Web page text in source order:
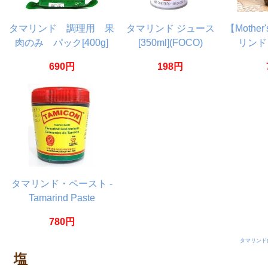
タマリンド 調理用 果
肉のみ パック[400g]
690円
タマリンド ジュース
[350ml](FOCO)
198円
【
リン
タマリンド・ペースト -
Tamarind Paste
780円
タマリン
塩